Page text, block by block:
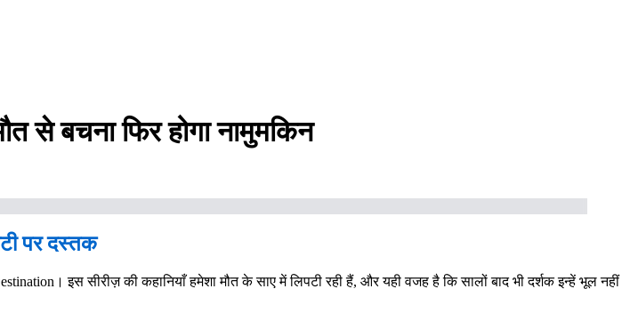
से बचना फिर होगा नामुमकिन
पर दस्तक
इस सीरीज़ की कहानियाँ हमेशा मौत के साए में लिपटी रही हैं, और यही वजह है कि सालों बाद भी दर्शक इन्हें भूल नहीं